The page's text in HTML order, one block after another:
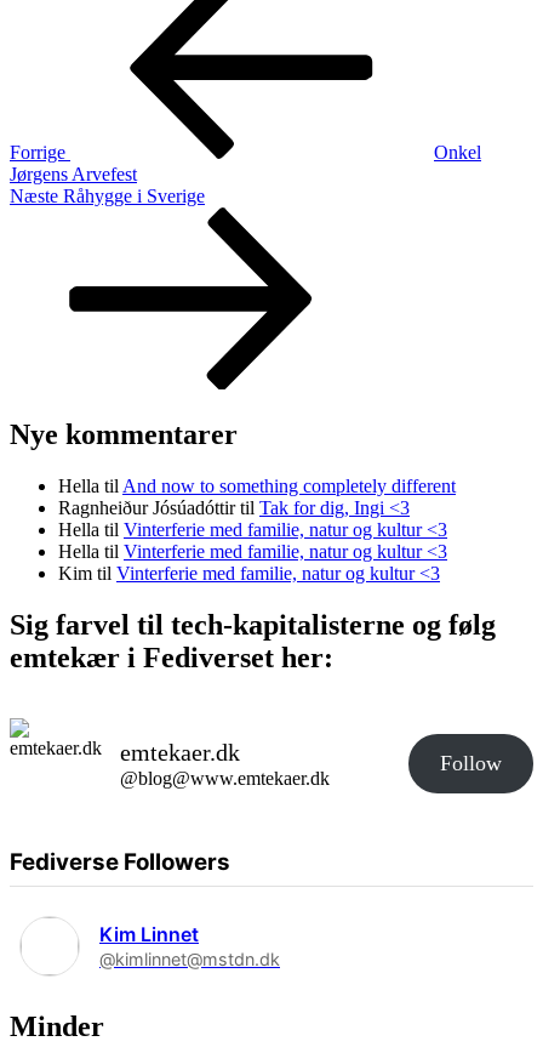
Forrige
Onkel
Jørgens Arvefest
Næste
Næste Råhygge i Sverige
Nye kommentarer
Hella til And now to something completely different
Ragnheiður Jósúadóttirtil Tak for dig, Ingi <3
Hella til Vinterferie med familie, natur og kultur <3
Hella til Vinterferie med familie, natur og kultur <3
Kim til Vinterferie med familie, natur og kultur <3
Sig farvel til tech-kapitalisterne og følg
emtekær i Fediverset her:
emtekaer.dk
@blog@www.emtekaer.dk
Follow
Fediverse Followers
Kim Linnet
@kimlinnet@mstdn.dk
Minder